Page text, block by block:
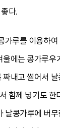
다.
루를 이용하
에는 콩가루우
내고 썰어서 날
함께 넣기도 한
콩가루에 버